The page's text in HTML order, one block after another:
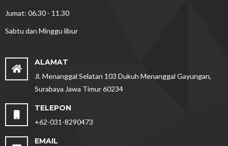
Jumat: 06.30 - 11.30
Sabtu dan Minggu libur
ALAMAT
Jl. Menanggal Selatan 103 Dukuh Menanggal Gayungan,
Surabaya Jawa Timur 60234
TELEPON
+62-031-8290473
EMAIL